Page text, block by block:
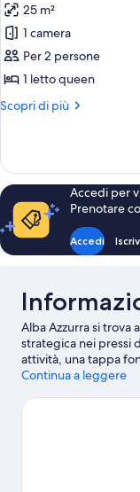
adults
child)
le
foto
per
Camera
familiare
25 m²
1 camera
Per 2 persone
1 letto queen
Scopri di più
Altri
familiare
(2
adults)
Accedi per
Prenotare
Accedi
Alba Azzurra si trova
strategica nei pressi
attività, una tappa
di Otranto. A livello
Che ne dici di fare
Continua a leggere